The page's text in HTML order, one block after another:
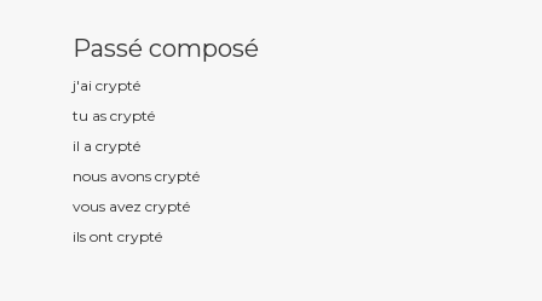
Passé composé
j'ai crypté
tu as crypté
il a crypté
nous avons crypté
vous avez crypté
ils ont crypté